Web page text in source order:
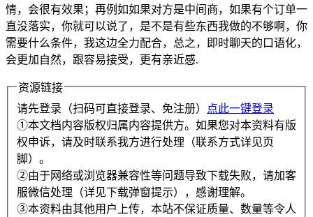
情，会很有效果；再例如如果对方是中间商，如果有个订单一
直没落实，你就可以说了，是不是有些东西我做的不够啊，你
需要什么条件，我这边全力配合，总之，即时聊天的口语化，
会更加自然，跟容易接受，更有亲近感.
资源链接
请先登录（扫码可直接登录、免注册）
点此一键登录
①本文档内容版权归属内容提供方。如果您对本资料有版
权申诉，请及时联系我方进行处理（联系方式详见页
脚）。
②由于网络或浏览器兼容性等问题导致下载失败，请加客
服微信处理（详见下载弹窗提示），感谢理解。
③本资料由其他用户上传，本站不保证质量、数量等令人